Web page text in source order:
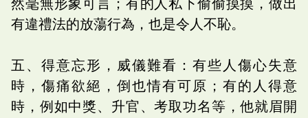
然毫無形象可言；有的人私下偷偷摸摸，做出
有違禮法的放蕩行為，也是令人不恥。
五、得意忘形，威儀難看：有些人傷心失意
時，傷痛欲絕，倒也情有可原；有的人得意
時，例如中獎、升官、考取功名等，他就眉開